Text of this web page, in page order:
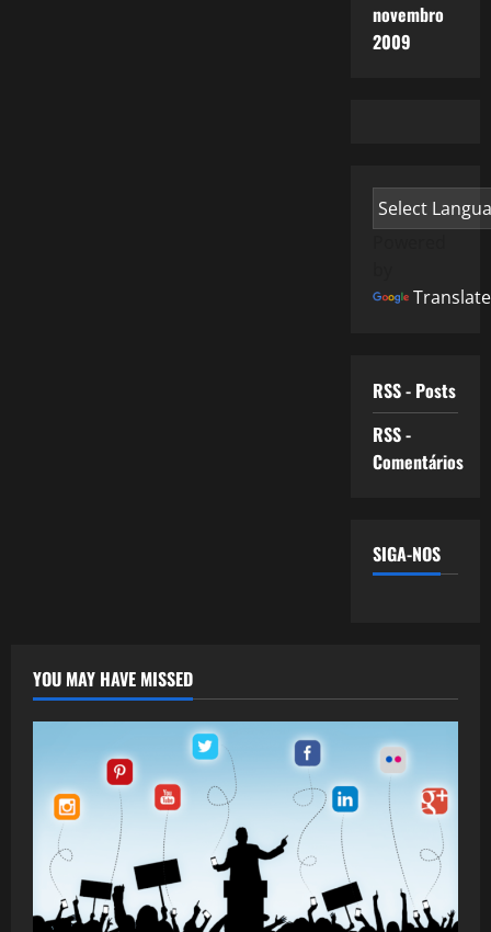
novembro
2009
Translate
RSS - Posts
RSS -
Comentários
SIGA-NOS
YOU MAY HAVE MISSED